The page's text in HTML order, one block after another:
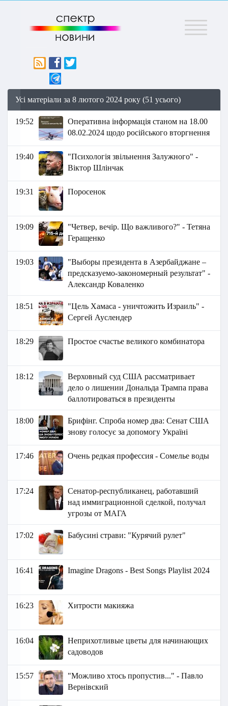
Меню
Усі матеріали за 8 лютого 2024 року (51 усього)
19:52
Оперативна інформація станом на 18.00
08.02.2024 щодо російського вторгнення
19:40
"Психологія звільнення Залужного" -
Віктор Шлінчак
19:31 Поросенок
19:09
"Четвер, вечір. Що важливого?" - Тетяна
Геращенко
19:03
"Выборы президента в Азербайджане –
предсказуемо-закономерный результат" -
Александр Коваленко
18:51
"Цель Хамаса - уничтожить Израиль" -
Сергей Ауслендер
18:29 Простое счастье великого комбинатора
18:12
Верховный суд США рассматривает
дело о лишении Дональда Трампа права
баллотироваться в президенты
18:00
Брифінг. Спроба номер два: Сенат США
знову голосує за допомогу Україні
17:46 Очень редкая профессия - Сомелье воды
17:24
Сенатор-республиканец, работавший
над иммиграционной сделкой, получал
угрозы от МАГА
17:02 Бабусині страви: "Курячий рулет"
16:41 Imagine Dragons - Best Songs Playlist 2024
16:23 Хитрости макияжа
16:04
Неприхотливые цветы для начинающих
садоводов
15:57
"Можливо хтось пропустив..." - Павло
Вернівский